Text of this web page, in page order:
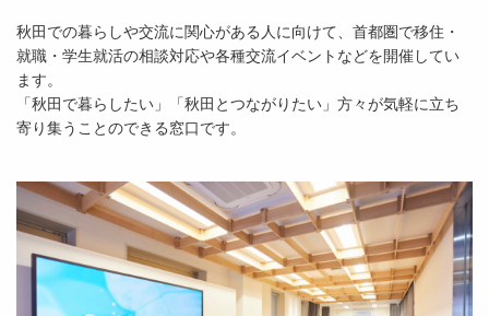
秋田での暮らしや交流に関心がある人に向けて、首都圏で移住・
就職・学生就活の相談対応や各種交流イベントなどを開催してい
ます。
「秋田で暮らしたい」「秋田とつながりたい」方々が気軽に立ち
寄り集うことのできる窓口です。